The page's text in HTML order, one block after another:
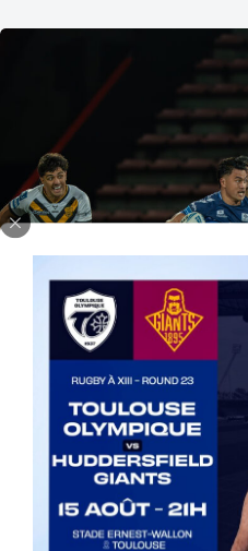
The End of Reubenn Rennie’s
6 août 2026